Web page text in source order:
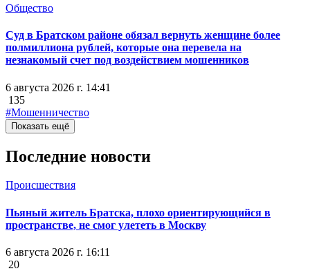
Общество
Суд в Братском районе обязал вернуть женщине более
полмиллиона рублей, которые она перевела на
незнакомый счет под воздействием мошенников
6 августа 2026 г. 14:41
135
#Мошенничество
Показать ещё
Последние новости
Происшествия
Пьяный житель Братска, плохо ориентирующийся в
пространстве, не смог улететь в Москву
6 августа 2026 г. 16:11
20